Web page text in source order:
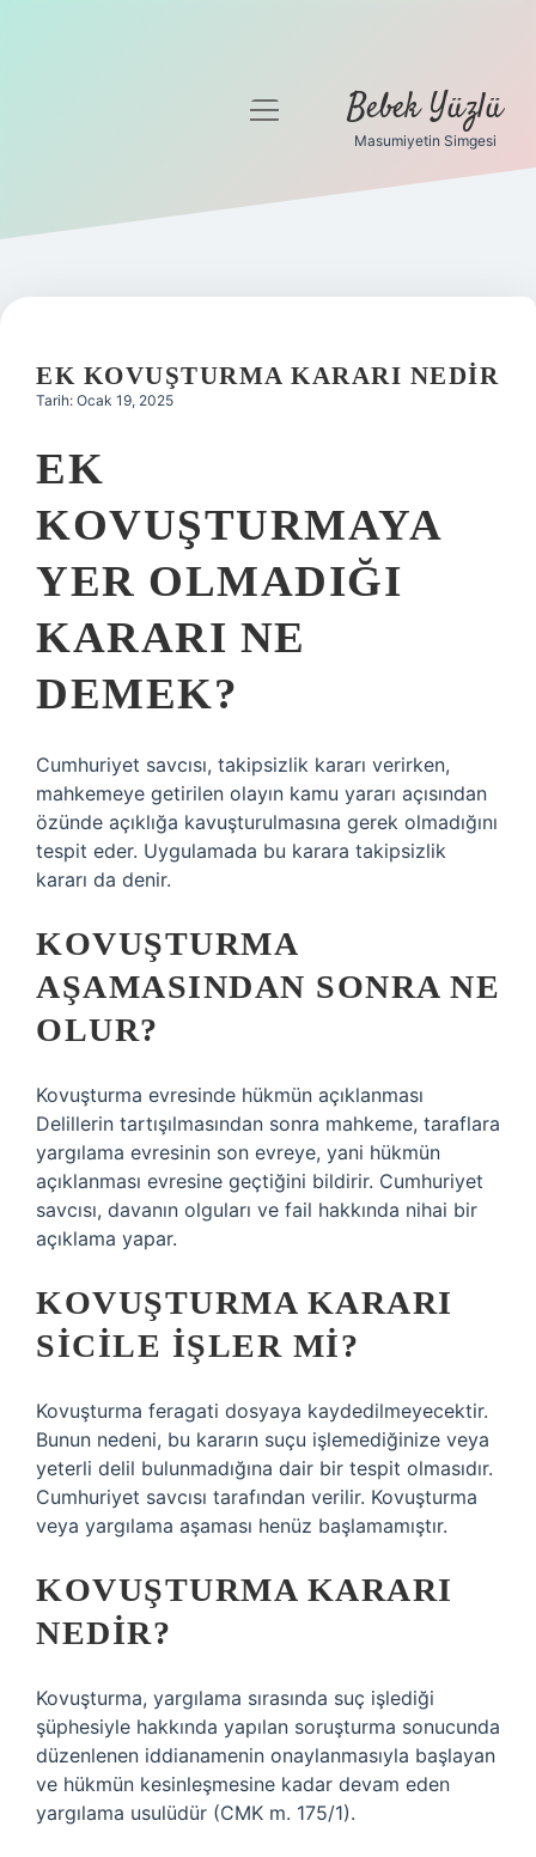
Gizlilik Politikası
Yasal Uyarı
menüyü
Bebek Yüzlü
Masumiyetin Simgesi
EK KOVUŞTURMA KARARI NEDIR
Tarih: Ocak 19, 2025
EK
KOVUŞTURMAYA
YER OLMADIĞI
KARARI NE
DEMEK?
Cumhuriyet savcısı, takipsizlik kararı verirken,
mahkemeye getirilen olayın kamu yararı açısından
özünde açıklığa kavuşturulmasına gerek olmadığını
tespit eder. Uygulamada bu karara takipsizlik
kararı da denir.
KOVUŞTURMA
AŞAMASINDAN SONRA NE
OLUR?
Kovuşturma evresinde hükmün açıklanması
Delillerin tartışılmasından sonra mahkeme, taraflara
yargılama evresinin son evreye, yani hükmün
açıklanması evresine geçtiğini bildirir. Cumhuriyet
savcısı, davanın olguları ve fail hakkında nihai bir
açıklama yapar.
KOVUŞTURMA KARARI
SICILE IŞLER MI?
Kovuşturma feragati dosyaya kaydedilmeyecektir.
Bunun nedeni, bu kararın suçu işlemediğinize veya
yeterli delil bulunmadığına dair bir tespit olmasıdır.
Cumhuriyet savcısı tarafından verilir. Kovuşturma
veya yargılama aşaması henüz başlamamıştır.
KOVUŞTURMA KARARI
NEDIR?
Kovuşturma, yargılama sırasında suç işlediği
şüphesiyle hakkında yapılan soruşturma sonucunda
düzenlenen iddianamenin onaylanmasıyla başlayan
ve hükmün kesinleşmesine kadar devam eden
yargılama usulüdür (CMK m. 175/1).